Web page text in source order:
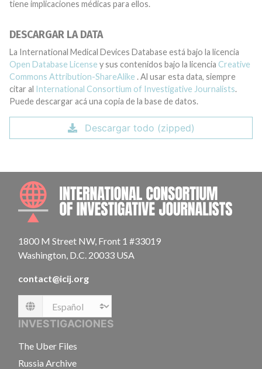
tiene implicaciones médicas para ellos.
DESCARGAR LA DATA
La International Medical Devices Database está bajo la licencia
Open Database License y sus contenidos bajo la licencia Creative
Commons Attribution-ShareAlike . Al usar esta data, siempre
citar al International Consortium of Investigative Journalists.
Puede descargar acá una copia de la base de datos.
Descargar todo (zipped)
1800 M Street NW, Front 1 #33019
Washington, D.C. 20033 USA
contact@icij.org
Language
INVESTIGACIONES
The Uber Files
Russia Archive